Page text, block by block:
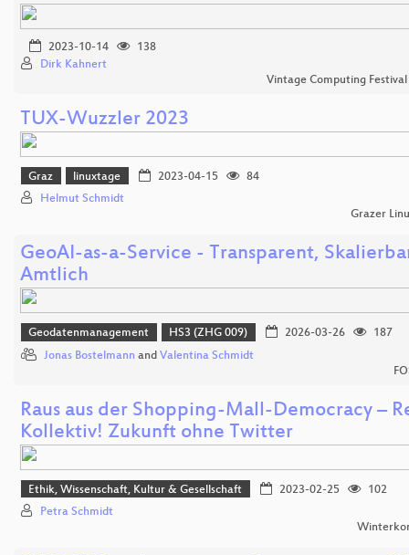
2023-10-14
138
Dirk Kahnert
Vintage Computing
TUX-Wuzzler 2023
Graz linuxtage 2023-04-15
84
Helmut Schmidt
Grazer
GeoAI-as-a-Service - Transparent,
Amtlich
Geodatenmanagement HS3 (ZHG 009) 2026-03-26
187
Jonas Bostelmann and Valentina Schmidt
Raus aus der Shopping-Mall-Democracy –
Kollektiv! Zukunft ohne Twitter
Ethik, Wissenschaft, Kultur & Gesellschaft 2023-02-25
102
Petra Schmidt